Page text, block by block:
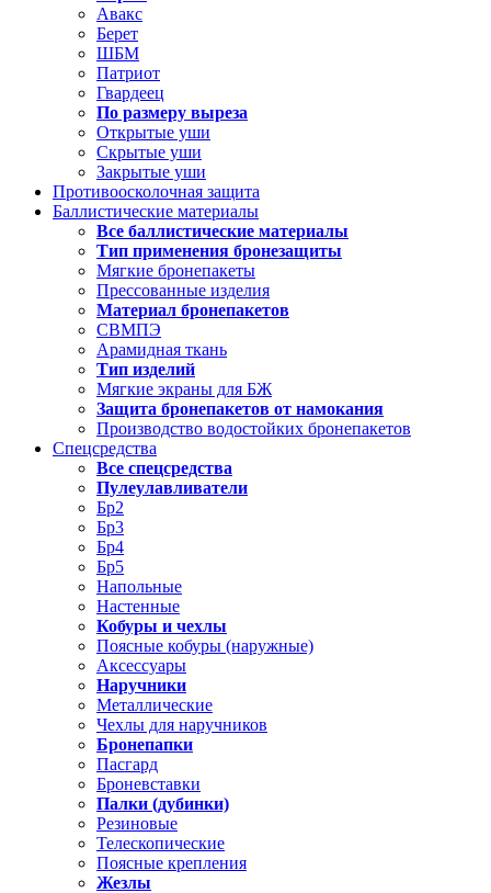
Авакс
Берет
ШБМ
Патриот
Гвардеец
По размеру выреза
Открытые уши
Скрытые уши
Закрытые уши
Противоосколочная защита
Баллистические материалы
Все баллистические материалы
Тип применения бронезащиты
Мягкие бронепакеты
Прессованные изделия
Материал бронепакетов
СВМПЭ
Арамидная ткань
Тип изделий
Мягкие экраны для БЖ
Защита бронепакетов от намокания
Производство водостойких бронепакетов
Спецсредства
Все спецсредства
Пулеулавливатели
Бр2
Бр3
Бр4
Бр5
Напольные
Настенные
Кобуры и чехлы
Поясные кобуры (наружные)
Аксессуары
Наручники
Металлические
Чехлы для наручников
Бронепапки
Пасгард
Броневставки
Палки (дубинки)
Резиновые
Телескопические
Поясные крепления
Жезлы